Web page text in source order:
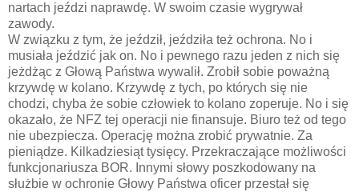
nartach jeździ naprawdę. W swoim czasie wygrywał
zawody.
W związku z tym, że jeździł, jeździła też ochrona. No i
musiała jeździć jak on. No i pewnego razu jeden z nich się
jeżdżąc z Głową Państwa wywalił. Zrobił sobie poważną
krzywdę w kolano. Krzywdę z tych, po których się nie
chodzi, chyba że sobie człowiek to kolano zoperuje. No i się
okazało, że NFZ tej operacji nie finansuje. Biuro też od tego
nie ubezpiecza. Operację można zrobić prywatnie. Za
pieniądze. Kilkadziesiąt tysięcy. Przekraczające możliwości
funkcjonariusza BOR. Innymi słowy poszkodowany na
służbie w ochronie Głowy Państwa oficer przestał się